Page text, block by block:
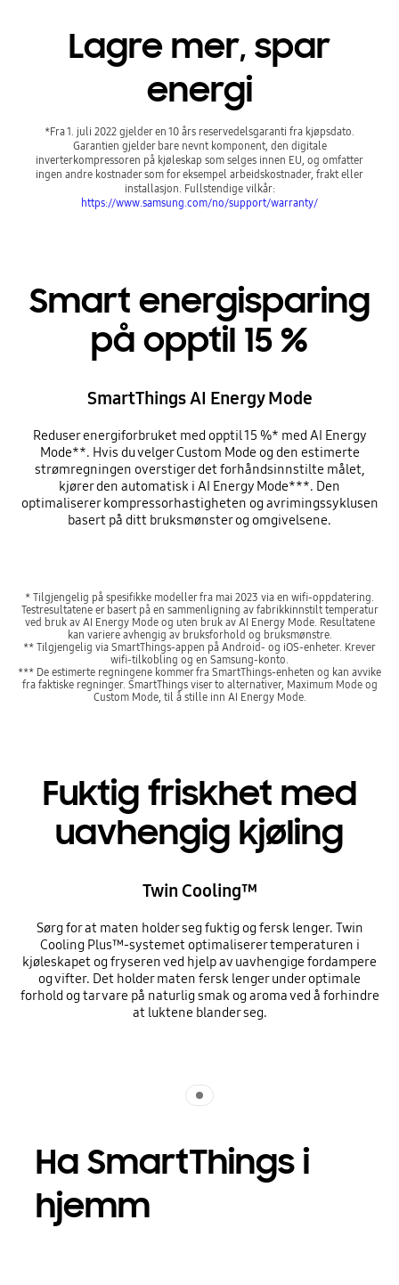
Lagre mer, spar
energi
*Fra 1. juli 2022 gjelder en 10 års reservedelsgaranti fra kjøpsdato.
Garantien gjelder bare nevnt komponent, den digitale
inverterkompressoren på kjøleskap som selges innen EU, og omfatter
ingen andre kostnader som for eksempel arbeidskostnader, frakt eller
installasjon. Fullstendige vilkår:
https://www.samsung.com/no/support/warranty/
Smart energisparing
på opptil 15 %
SmartThings AI Energy Mode
Reduser energiforbruket med opptil 15 %* med AI Energy
Mode**. Hvis du velger Custom Mode og den estimerte
strømregningen overstiger det forhåndsinnstilte målet,
kjører den automatisk i AI Energy Mode***. Den
optimaliserer kompressorhastigheten og avrimingssyklusen
basert på ditt bruksmønster og omgivelsene.
* Tilgjengelig på spesifikke modeller fra mai 2023 via en wifi-oppdatering.
Testresultatene er basert på en sammenligning av fabrikkinnstilt temperatur
ved bruk av AI Energy Mode og uten bruk av AI Energy Mode. Resultatene
kan variere avhengig av bruksforhold og bruksmønstre.
** Tilgjengelig via SmartThings-appen på Android- og iOS-enheter. Krever
wifi-tilkobling og en Samsung-konto.
*** De estimerte regningene kommer fra SmartThings-enheten og kan avvike
fra faktiske regninger. SmartThings viser to alternativer, Maximum Mode og
Custom Mode, til å stille inn AI Energy Mode.
Fuktig friskhet med
uavhengig kjøling
Twin Cooling™
Sørg for at maten holder seg fuktig og fersk lenger. Twin
Cooling Plus™-systemet optimaliserer temperaturen i
kjøleskapet og fryseren ved hjelp av uavhengige fordampere
og vifter. Det holder maten fersk lenger under optimale
forhold og tar vare på naturlig smak og aroma ved å forhindre
at luktene blander seg.
Ha SmartThings i
hjemm